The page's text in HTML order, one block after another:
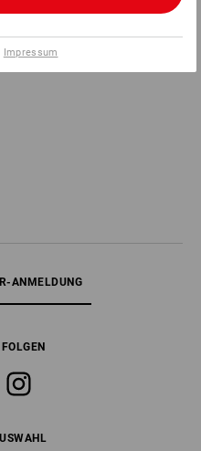
ANMELDUNG
Impressum